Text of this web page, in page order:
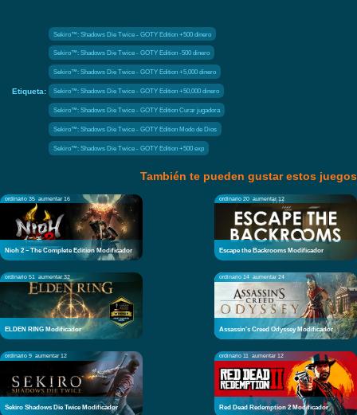
Etiqueta:
Sekiro™: Shadows Die Twice - GOTY Edition +500 dinero
Sekiro™: Shadows Die Twice - GOTY Edition -500 dinero
Sekiro™: Shadows Die Twice - GOTY Edition +5,000 dinero
Sekiro™: Shadows Die Twice - GOTY Edition +50,000 dinero
Sekiro™: Shadows Die Twice - GOTY Edition Curar jugadora
Sekiro™: Shadows Die Twice - GOTY Edition Modo de Dios
Sekiro™: Shadows Die Twice - GOTY Edition +500 exp
También te pueden gustar estos juegos
ordinario 35 aumentar 16
Nioh 2 – The Complete Edition Modificador
ordinario 20 aumentar 12
Escape the Backrooms Modificador
ordinario 51 aumentar 32
ELDEN RING Modificador
ordinario 14 aumentar 24
Assassin's Creed Odyssey Modificador
ordinario 9 aumentar 12
Sekiro Shadows Die Twice Modificador
ordinario 11 aumentar 12
Red Dead Redemption 2 Modificador